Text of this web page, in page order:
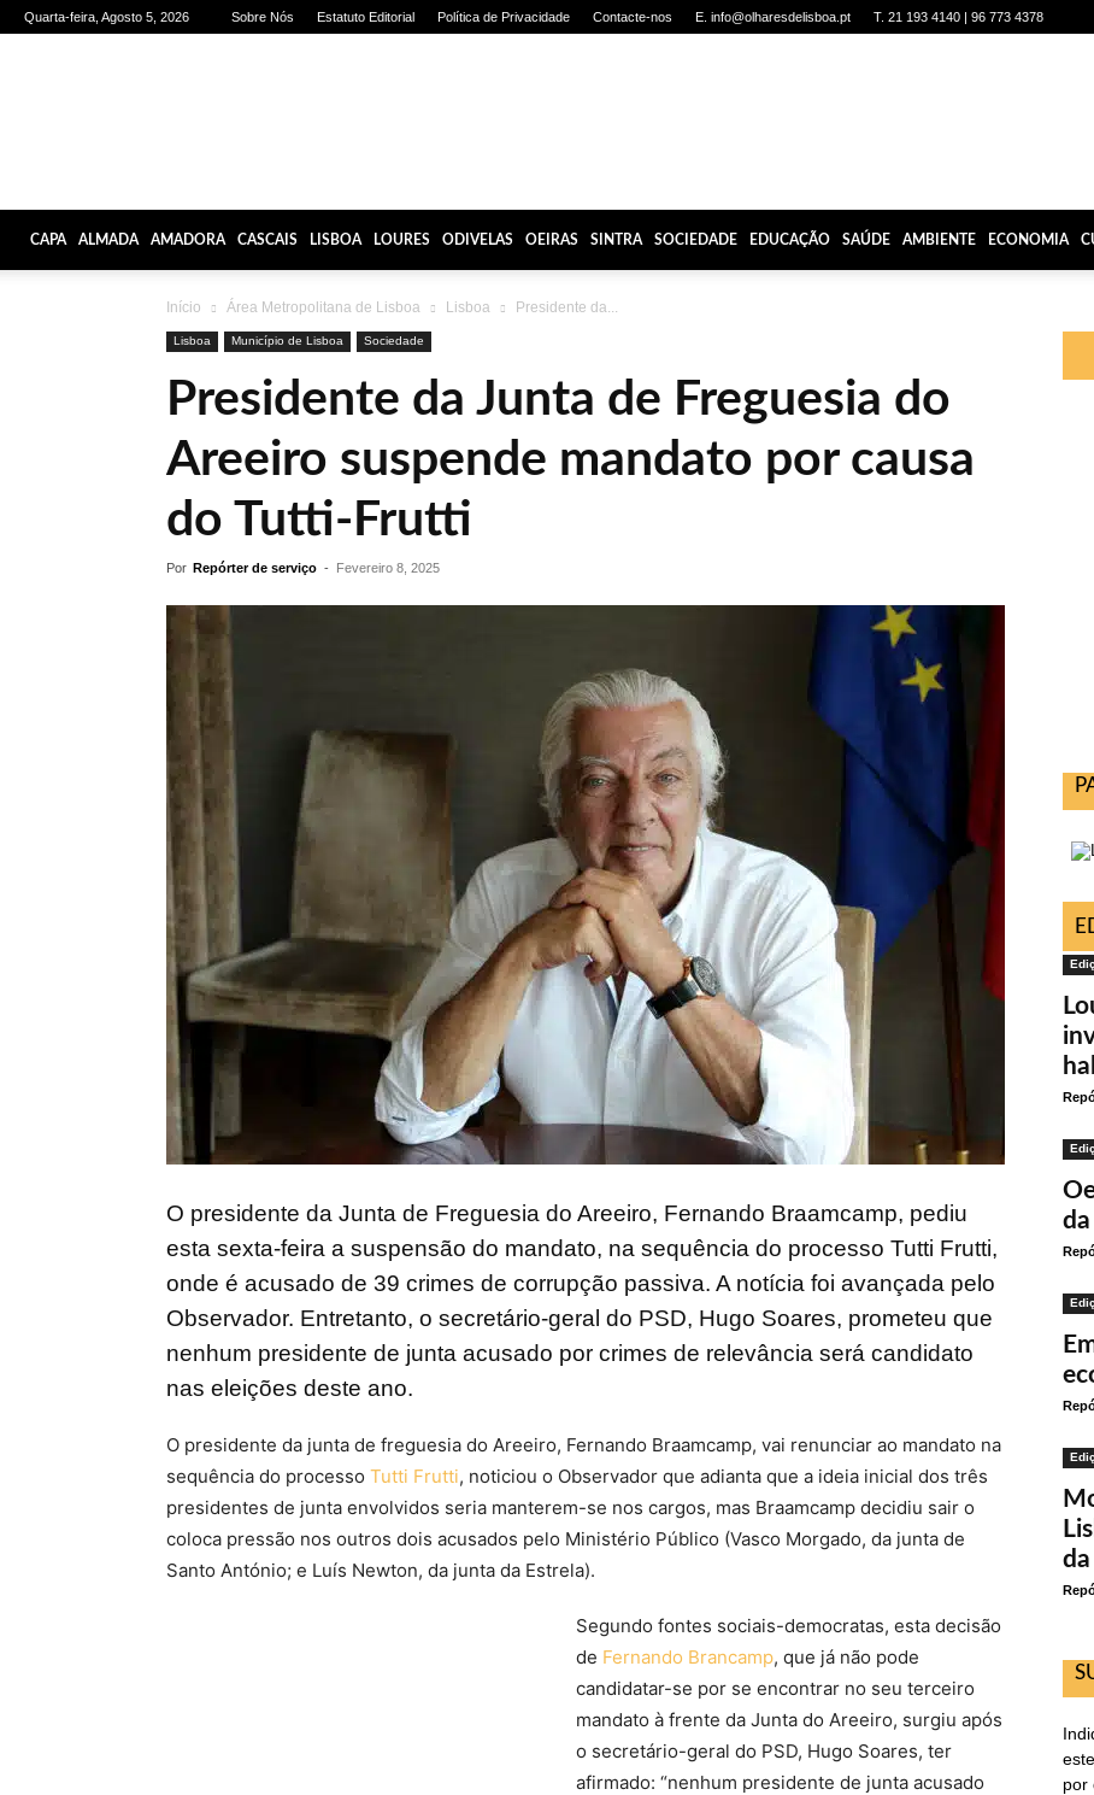
Quarta-feira, Agosto 5, 2026 Sobre Nós Estatuto Editorial Política de Privacidade Contacte-nos E. info@olharesdelisboa.pt T. 21 193 4140 | 96 773 4378
CAPA ALMADA AMADORA CASCAIS LISBOA LOURES ODIVELAS OEIRAS SINTRA SOCIEDADE EDUCAÇÃO SAÚDE AMBIENTE ECONOMIA
Início Área Metropolitana de Lisboa Lisboa Presidente da...
Lisboa Município de Lisboa Sociedade
Presidente da Junta de Freguesia do
Areeiro suspende mandato por causa
do Tutti-Frutti
Por Repórter de serviço - Fevereiro 8, 2025
O presidente da Junta de Freguesia do Areeiro, Fernando Braamcamp, pediu
esta sexta-feira a suspensão do mandato, na sequência do processo Tutti Frutti,
onde é acusado de 39 crimes de corrupção passiva. A notícia foi avançada pelo
Observador. Entretanto, o secretário-geral do PSD, Hugo Soares, prometeu que
nenhum presidente de junta acusado por crimes de relevância será candidato
nas eleições deste ano.
O presidente da junta de freguesia do Areeiro, Fernando Braamcamp, vai renunciar ao mandato na
sequência do processo Tutti Frutti, noticiou o Observador que adianta que a ideia inicial dos três
presidentes de junta envolvidos seria manterem-se nos cargos, mas Braamcamp decidiu sair o
coloca pressão nos outros dois acusados pelo Ministério Público (Vasco Morgado, da junta de
Santo António; e Luís Newton, da junta da Estrela).
Segundo fontes sociais-democratas, esta decisão
de Fernando Brancamp, que já não pode
candidatar-se por se encontrar no seu terceiro
mandato à frente da Junta do Areeiro, surgiu após
o secretário-geral do PSD, Hugo Soares, ter
afirmado: “nenhum presidente de junta acusado
da
por